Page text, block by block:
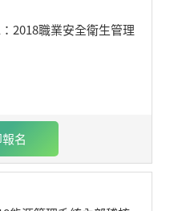
2018職業安全衛生管理
名